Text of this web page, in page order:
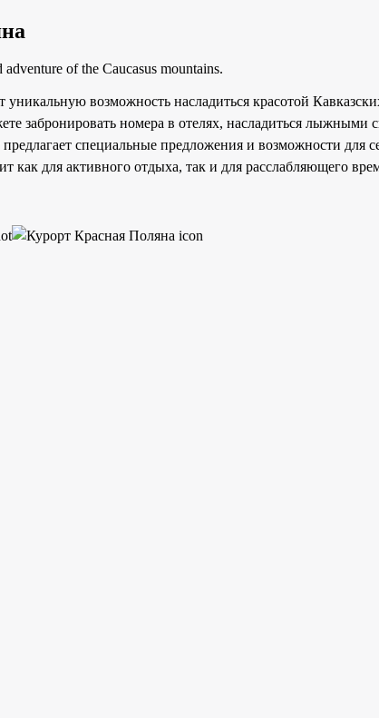
of the Caucasus mountains.
возможность насладиться красотой
забронировать номера в отелях, насладиться лыжными
специальные предложения и возможности для
как для активного отдыха, так и для расслабляющего